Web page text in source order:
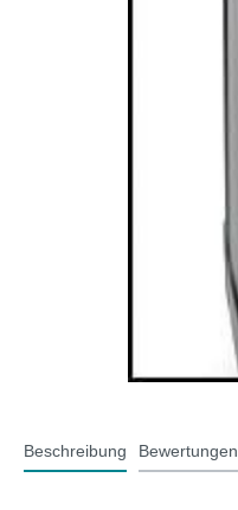
Beschreibung Bewertungen